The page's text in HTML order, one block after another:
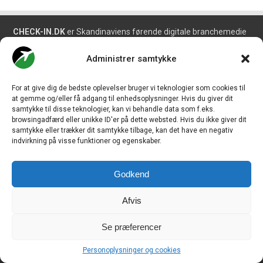
Administrer samtykke
For at give dig de bedste oplevelser bruger vi teknologier som cookies til
at gemme og/eller få adgang til enhedsoplysninger. Hvis du giver dit
samtykke til disse teknologier, kan vi behandle data som f.eks.
browsingadfærd eller unikke ID'er på dette websted. Hvis du ikke giver dit
samtykke eller trækker dit samtykke tilbage, kan det have en negativ
indvirkning på visse funktioner og egenskaber.
Godkend
Afvis
Se præferencer
Personoplysninger og cookies
CHECK-IN.DK er Skandinaviens førende digitale branchemedie
Ansvarshavende redaktør:
Ole Kirchert Christensen
Redaktionen:
Christian Granhøj Skouboe
Henrik Baumgarten
Danny Longhi Andreasen
Mathias Majlund Laursen
Salg og jobannoncer:
JHV Media Consult.